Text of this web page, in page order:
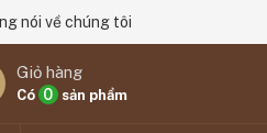
nói về chúng tôi
Giỏ hàng
Có 0 sản phẩm